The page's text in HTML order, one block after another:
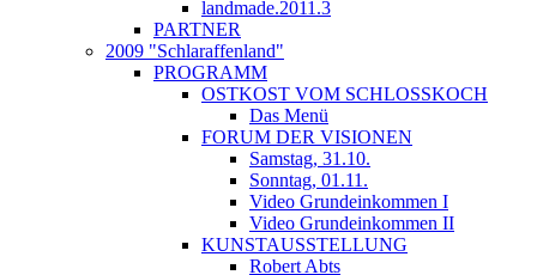
landmade.2011.3
PARTNER
2009 "Schlaraffenland"
PROGRAMM
OSTKOST VOM SCHLOSSKOCH
Das Menü
FORUM DER VISIONEN
Samstag, 31.10.
Sonntag, 01.11.
Video Grundeinkommen I
Video Grundeinkommen II
KUNSTAUSSTELLUNG
Robert Abts